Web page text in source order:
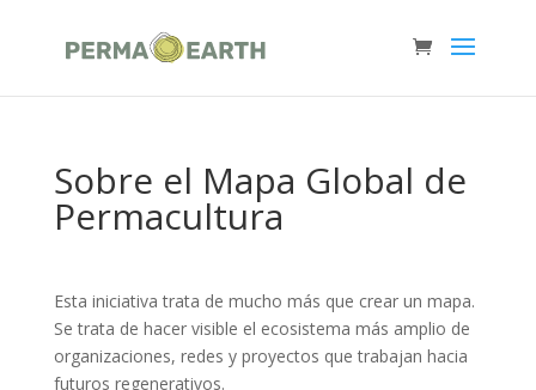
Sobre el Mapa Global de
Permacultura
Esta iniciativa trata de mucho más que crear un mapa.
Se trata de hacer visible el ecosistema más amplio de
organizaciones, redes y proyectos que trabajan hacia
futuros regenerativos.